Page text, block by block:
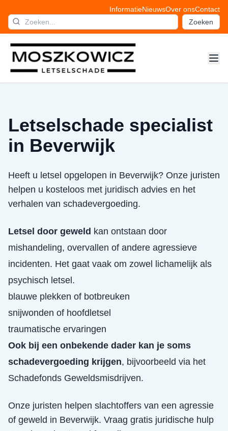
InformatieNieuwsOver onsContact
Zoeken
Letselschade specialist
in Beverwijk
Heeft u letsel opgelopen in Beverwijk? Onze juristen
helpen u kosteloos met juridisch advies en het
verhalen van schadevergoeding.
Letsel door geweld kan ontstaan door
mishandeling, overvallen of andere agressieve
incidenten. Het gaat vaak om zowel lichamelijk als
psychisch letsel.
blauwe plekken of botbreuken
snijwonden of hoofdletsel
traumatische ervaringen
Ook bij een onbekende dader kan je soms
schadevergoeding krijgen, bijvoorbeeld via het
Schadefonds Geweldsmisdrijven.
Onze juristen helpen slachtoffers van een agressie
of geweld in Beverwijk. Vraag gratis juridische hulp